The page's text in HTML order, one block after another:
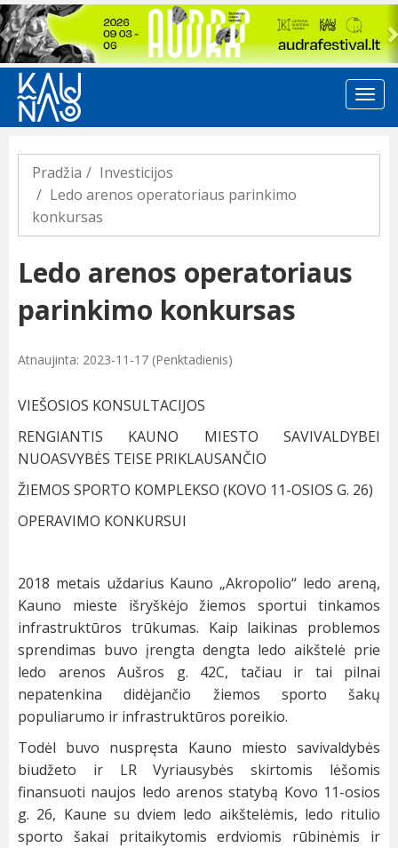
Previous
Pradžia
Investicijos
Ledo arenos operatoriaus parinkimo
konkursas
Ledo arenos operatoriaus
parinkimo konkursas
Atnaujinta: 2023-11-17 (Penktadienis)
VIEŠOSIOS KONSULTACIJOS
RENGIANTIS KAUNO MIESTO SAVIVALDYBEI
NUOASVYBĖS TEISE PRIKLAUSANČIO
ŽIEMOS SPORTO KOMPLEKSO (KOVO 11-OSIOS G. 26)
OPERAVIMO KONKURSUI
2018 metais uždarius Kauno „Akropolio“ ledo areną,
Kauno mieste išryškėjo žiemos sportui tinkamos
infrastruktūros trūkumas. Kaip laikinas problemos
sprendimas buvo įrengta dengta ledo aikštelė prie
ledo arenos Aušros g. 42C, tačiau ir tai pilnai
nepatenkina didėjančio žiemos sporto šakų
populiarumo ir infrastruktūros poreikio.
Todėl buvo nuspręsta Kauno miesto savivaldybės
biudžeto ir LR Vyriausybės skirtomis lėšomis
finansuoti naujos ledo arenos statybą Kovo 11-osios
g. 26, Kaune su dviem ledo aikštelėmis, ledo ritulio
sporto šakai pritaikytomis erdviomis rūbinėmis ir